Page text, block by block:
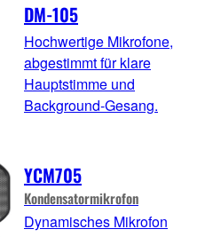
DM-105
Hochwertige Mikrofone,
abgestimmt für klare
Hauptstimme und
Background-Gesang.
YCM705
Kondensatormikrofon
Dynamisches Mikrofon